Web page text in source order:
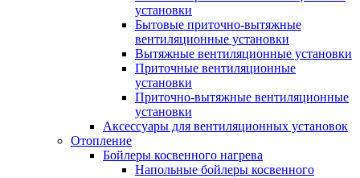
установки
Бытовые приточно-вытяжные
вентиляционные установки
Вытяжные вентиляционные установки
Приточные вентиляционные
установки
Приточно-вытяжные вентиляционные
установки
Аксессуары для вентиляционных установок
Отопление
Бойлеры косвенного нагрева
Напольные бойлеры косвенного